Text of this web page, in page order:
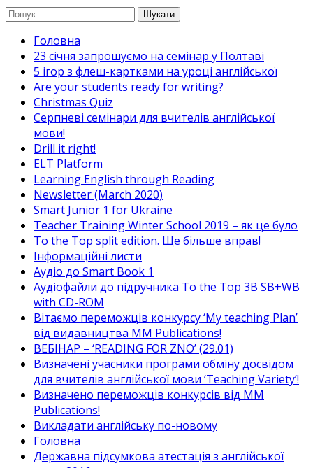
Перейти
вмісту
Пошук:
Головна
23 січня запрошуємо на семінар у Полтаві
5 ігор з флеш-картками на уроці англійської
Are your students ready for writing?
Christmas Quiz
Cерпневі семінари для вчителів англійської
мови!
Drill it right!
ELT Platform
Learning English through Reading
Newsletter (March 2020)
Smart Junior 1 for Ukraine
Teacher Training Winter School 2019 – як це було
To the Top split edition. Ще більше вправ!
Інформаційні листи
Аудіо до Smart Book 1
Аудіофайли до підручника To the Top 3B SB+WB
with CD-ROM
Вітаємо переможців конкурсу ‘My teaching Plan’
від видавництва MM Publications!
ВЕБІНАР – ‘READING FOR ZNO’ (29.01)
Визначені учасники програми обміну досвідом
для вчителів англійської мови ‘Teaching Variety’!
Визначено переможців конкурсів від MM
Publications!
Викладати англійську по-новому
Головна
Державна підсумкова атестація з англійської